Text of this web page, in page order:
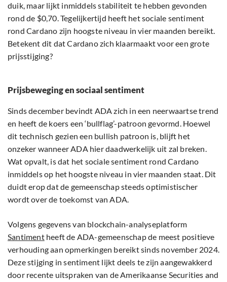
duik, maar lijkt inmiddels stabiliteit te hebben gevonden
rond de $0,70. Tegelijkertijd heeft het sociale sentiment
rond Cardano zijn hoogste niveau in vier maanden bereikt.
Betekent dit dat Cardano zich klaarmaakt voor een grote
prijsstijging?
Prijsbeweging en sociaal sentiment
Sinds december bevindt ADA zich in een neerwaartse trend
en heeft de koers een ‘bullflag’-patroon gevormd. Hoewel
dit technisch gezien een bullish patroon is, blijft het
onzeker wanneer ADA hier daadwerkelijk uit zal breken.
Wat opvalt, is dat het sociale sentiment rond Cardano
inmiddels op het hoogste niveau in vier maanden staat. Dit
duidt erop dat de gemeenschap steeds optimistischer
wordt over de toekomst van ADA.
Volgens gegevens van blockchain-analyseplatform
Santimentheeft de ADA-gemeenschap de meest positieve
verhouding aan opmerkingen bereikt sinds november 2024.
Deze stijging in sentiment lijkt deels te zijn aangewakkerd
door recente uitspraken van de Amerikaanse Securities and